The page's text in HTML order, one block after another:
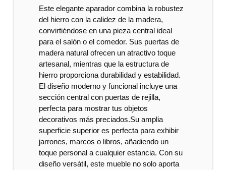
Este elegante aparador combina la robustez
del hierro con la calidez de la madera,
convirtiéndose en una pieza central ideal
para el salón o el comedor. Sus puertas de
madera natural ofrecen un atractivo toque
artesanal, mientras que la estructura de
hierro proporciona durabilidad y estabilidad.
El diseño moderno y funcional incluye una
sección central con puertas de rejilla,
perfecta para mostrar tus objetos
decorativos más preciados.Su amplia
superficie superior es perfecta para exhibir
jarrones, marcos o libros, añadiendo un
toque personal a cualquier estancia. Con su
diseño versátil, este mueble no solo aporta